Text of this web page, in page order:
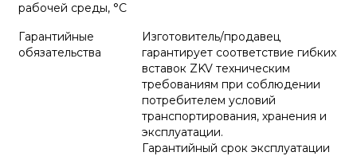
рабочей среды, °С
Гарантийные
обязательства
Изготовитель/продавец
гарантирует соответствие гибких
вставок ZKV техническим
требованиям при соблюдении
потребителем условий
транспортирования, хранения и
эксплуатации.
Гарантийный срок эксплуатации